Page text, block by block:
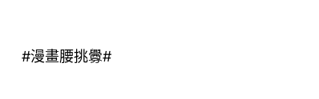
#漫畫腰挑釁#